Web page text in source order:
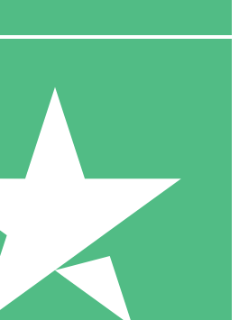
10 Téléchargements
20 00